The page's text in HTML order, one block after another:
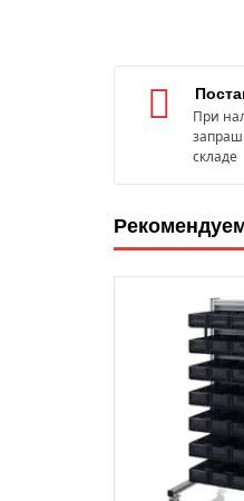
При
складе